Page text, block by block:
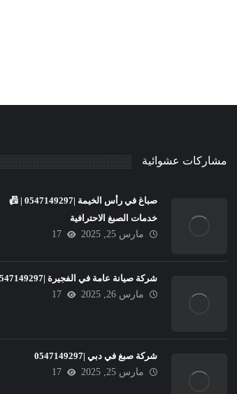
مشاركات عشوائية
صباغ في رأس الخيمة |0547149297 | 📠
خدمات الصبغ الاحترافية
مارس 25, 2025
17
شركة صيانة عامة في الفجيرة |0547149297
مارس 26, 2025
17
شركة صبغ في دبي |0547149297
مارس 25, 2025
17